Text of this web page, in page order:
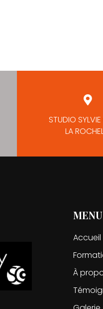
STUDIO
LA
MENU
Accueil
À